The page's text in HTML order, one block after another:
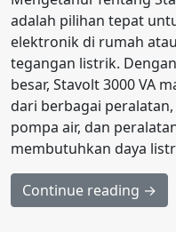
adalah pilihan tepat
elektronik di rumah
tegangan listrik.
besar, Stavolt 3000 VA
dari berbagai peralatan,
pompa air, dan
membutuhkan daya
Continue reading →